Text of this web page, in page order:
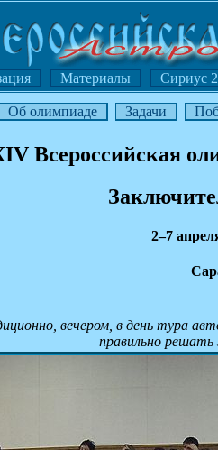
Материалы Сириус
Об олимпиаде Задачи
Всероссийская
2–7
вечером, в день тура
правильно решать